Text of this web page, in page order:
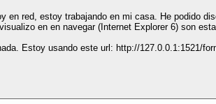
en red, estoy trabajando en mi casa. He podido
en en navegar (Internet Explorer 6) son
Estoy usando este url: http://127.0.0.1:1521/